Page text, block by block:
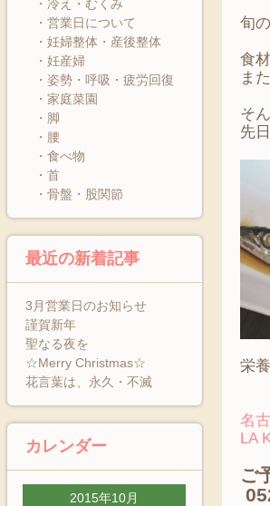
・冷え・むくみ
・営業日について
・妊婦整体・産後整体
・妊産婦
・姿勢・呼吸・疲労回復
・家庭菜園
・脚
・腰
・食べ物
・首
・骨盤・股関節
最近の新着記事
3月営業日のお知らせ
謹賀新年
聖なる夜を
☆Merry Christmas☆
花言葉は、永久・不滅
カレンダー
2015年10月
旬
食
ま
そ
先
栄
名
LA
ご